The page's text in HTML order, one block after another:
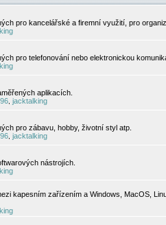
pro kancelářské a firemní využití, pro
pro telefonování nebo elektronickou
aplikacích.
jacktalking
pro zábavu, hobby, životní styl atp.
jacktalking
nástrojích.
kapesním zařízením a Windows, MacOS,